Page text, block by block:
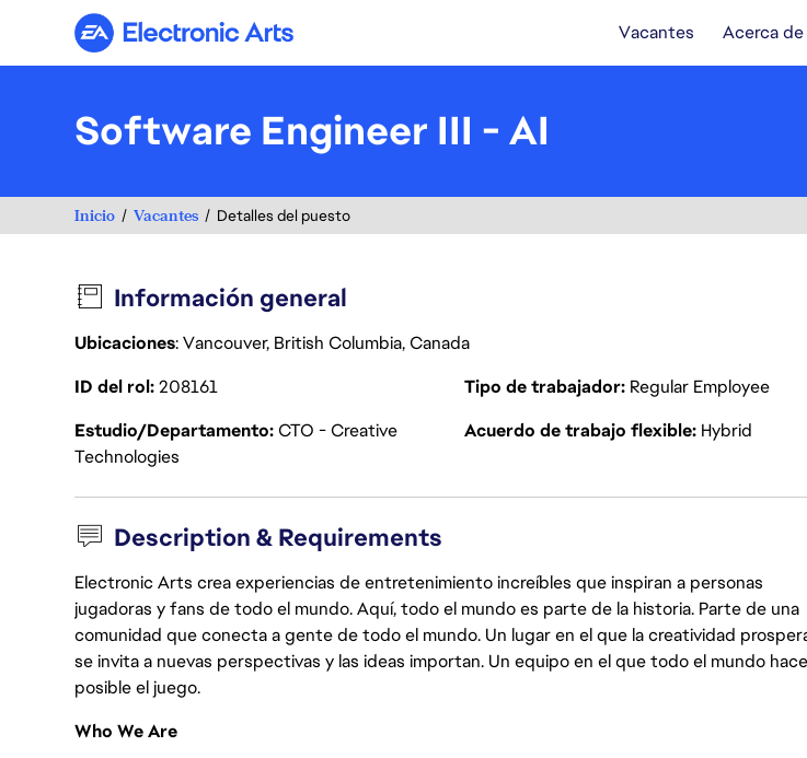
Electronic Arts Vacantes Acerca de
Software Engineer III - AI
Inicio Vacantes Detalles del puesto
Información general
Ubicaciones: Vancouver, British Columbia, Canada
ID del rol208161 Tipo de trabajador Regular Employee
Estudio/DepartamentoCTO - Creative
Technologies
Acuerdo de trabajo flexible Hybrid
Description & Requirements
Electronic Arts crea experiencias de entretenimiento increíbles que inspiran a personas
jugadoras y fans de todo el mundo. Aquí, todo el mundo es parte de la historia. Parte de una
comunidad que conecta a gente de todo el mundo. Un lugar en el que la creatividad
se invita a nuevas perspectivas y las ideas importan. Un equipo en el que todo el mundo hace
posible el juego.
Who We Are